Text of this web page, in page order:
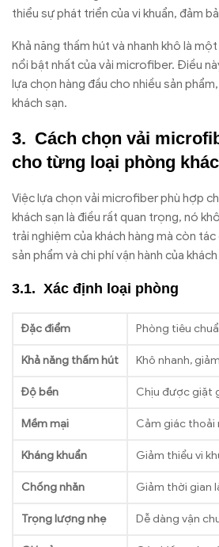
thiểu sự phát triển của vi khuẩn, đảm
Khả năng thấm hút và nhanh khô là
nổi bật nhất của vải microfiber. Điều
lựa chọn hàng đầu cho nhiều sản
khách sạn.
Cách chọn vải
cho từng loại phòng
Việc lựa chọn vải microfiber phù hợp
khách sạn là điều rất quan trọng, nó
trải nghiệm của khách hàng mà còn
sản phẩm và chi phí vận hành của
Xác định loại phòng
Đặc điểm Phòng tiêu
Khả năng thấm hút Khô nhanh,
Độ bền Chịu được giặt
Mềm mại Cảm giác thoải
Kháng khuẩn Giảm thiểu vi
Chống nhăn Giảm thời gian
Trọng lượng nhẹ Dễ dàng vận